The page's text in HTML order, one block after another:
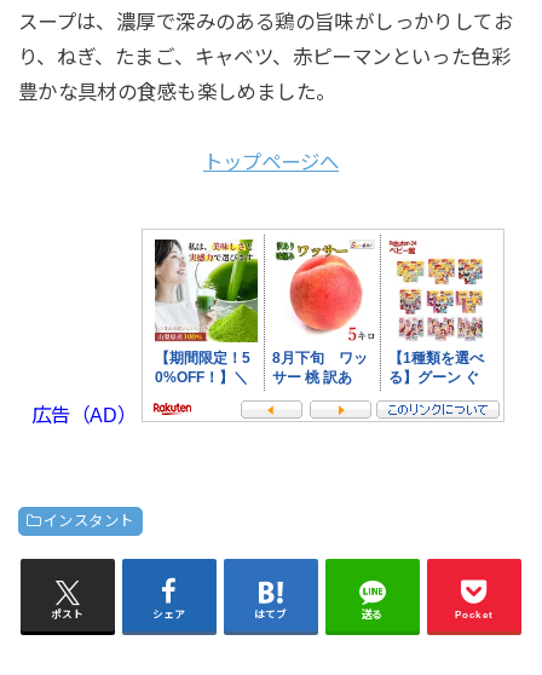
スープは、濃厚で深みのある鶏の旨味がしっかりしてお
り、ねぎ、たまご、キャベツ、赤ピーマンといった色彩
豊かな具材の食感も楽しめました。
トップページへ
広告（AD）
インスタント
ポスト シェア はてブ 送る Pocket